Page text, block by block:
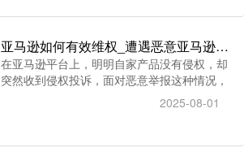
点。不过跨境电商培训班蕞多一年就能学出
训运营班班费用会根据用户选择的课程不同而
有所区别，像电亚马逊运营课程和跨境电商课
程对应的价格就各不一样。
亚马逊如何有效维权_遭遇恶意亚马逊侵权投诉怎么维权
在亚马逊平台上，明明自家产品没有侵权，却
突然收到侵权投诉，面对恶意举报这种情况，
该如何有效维权，接下来智赢君将为您详细介
绍这个抗侵权神器——不侵权报告！
2025-08-01